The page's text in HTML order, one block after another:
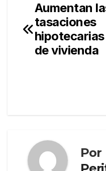
de
entradas
Aumentan
tasaciones
hipotecarias
de vivienda
Por